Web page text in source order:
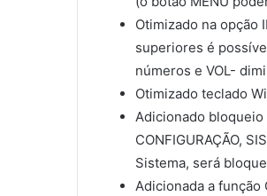
Otimizado na opção
superiores é
números e VOL-
Otimizado teclado
Adicionado bloqueio
CONFIGURAÇÃO,
Sistema, será
Adicionada a função